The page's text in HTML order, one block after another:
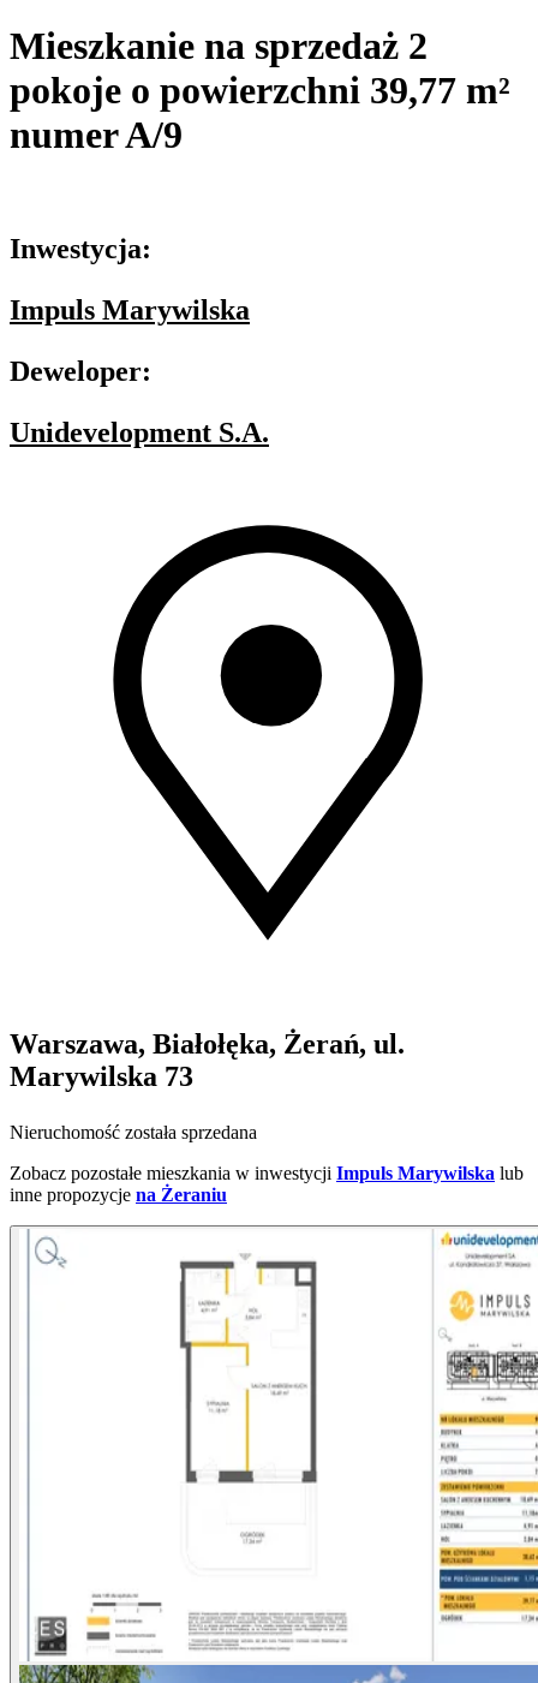
Mieszkanie na sprzedaż 2
pokoje o powierzchni 39,77 m²
numer A/9
Inwestycja:
Impuls Marywilska
Deweloper:
Unidevelopment S.A.
Warszawa, Białołęka, Żerań, ul.
Marywilska 73
Nieruchomość została sprzedana
Zobacz pozostałe mieszkania w inwestycji Impuls Marywilska lub
inne propozycje na Żeraniu